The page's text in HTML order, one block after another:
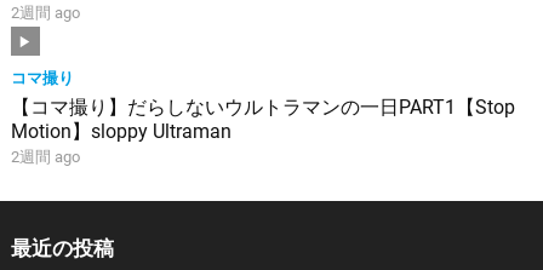
2週間 ago
コマ撮り
【コマ撮り】だらしないウルトラマンの一日PART1【Stop
Motion】sloppy Ultraman
2週間 ago
最近の投稿